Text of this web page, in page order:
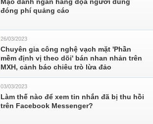
đóng phí quảng cáo
26/03/2023
Chuyên gia công nghệ vạch mặt 'Phần
mềm định vị theo dõi' bán nhan nhản trên
MXH, cảnh báo chiêu trò lừa đảo
03/03/2023
Làm thế nào để xem tin nhắn đã bị thu hồi
trên Facebook Messenger?